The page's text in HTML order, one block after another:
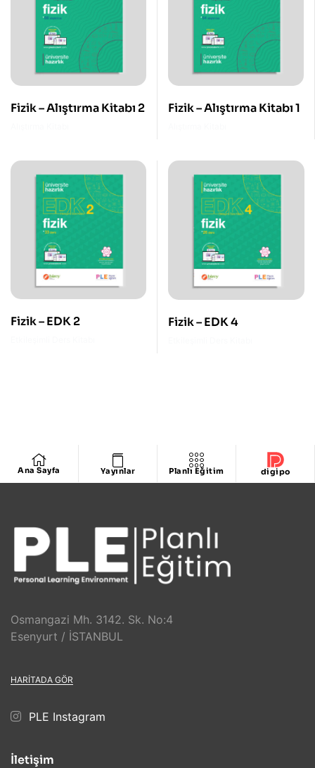
Fizik – Alıştırma Kitabı 2 Fizik – Alıştırma Kitabı 1
Fizik – EDK 2 Fizik – EDK 4
Ana Sayfa Yayınlar Planlı Eğitim digipo
Osmangazi Mh. 3142. Sk. No:4
Esenyurt / İSTANBUL
HARITADA GÖR
PLE Instagram
İletişim